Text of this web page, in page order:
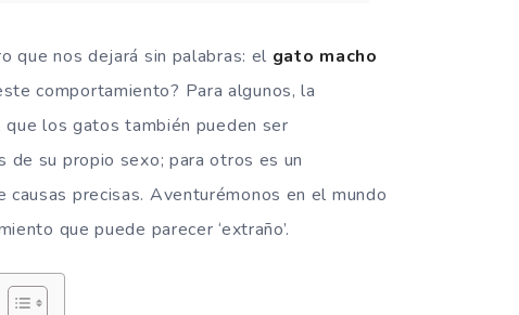
que nos dejará sin palabras: el gato macho
comportamiento? Para algunos, la
los gatos también pueden ser
de su propio sexo; para otros es un
precisas. Aventurémonos en el mundo
que puede parecer ‘extraño’.